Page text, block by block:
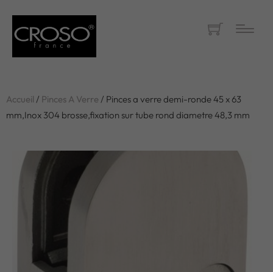
Accueil / Pinces A Verre / Pinces a verre demi-ronde 45 x 63
mm,Inox 304 brosse,fixation sur tube rond diametre 48,3 mm